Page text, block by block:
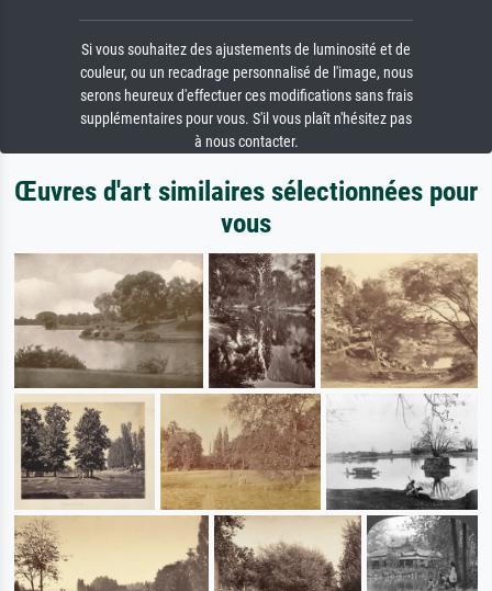
Si vous souhaitez des ajustements de luminosité et de
couleur, ou un recadrage personnalisé de l'image, nous
serons heureux d'effectuer ces modifications sans frais
supplémentaires pour vous. S'il vous plaît n'hésitez pas
à nous contacter.
Œuvres d'art similaires sélectionnées pour
vous